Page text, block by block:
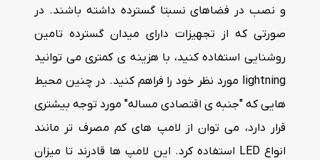
و نصب در فضاهای نسبتا گسترده داشته باشند. در
صورتی که از تجهیزات دارای میدان گسترده تامین
روشنایی استفاده کنید، با هزینه ی کمتری می توانید
lightning مورد نظر خود را فراهم کنید. در چنین محیط
هایی که "جنبه ی اقتصادی مساله" مورد توجه بیشتری
قرار دارد، می توان از لامپ های کم مصرف تر مانند
انواع LED استفاده کرد. این لامپ ها قادرند تا میزان